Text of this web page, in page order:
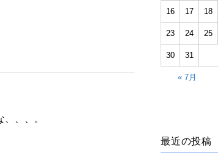
、、。
16 17 18
23 24 25
30 31
« 7月
最近の投稿